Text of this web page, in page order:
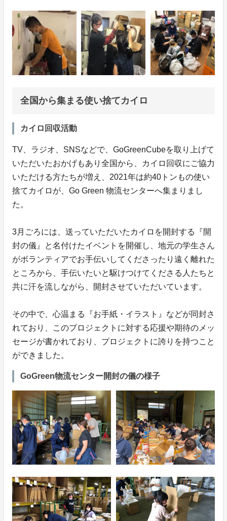
全国から集まる使い捨てカイロ
カイロ回収活動
TV、ラジオ、SNSなどで、GoGreenCubeを取り上げて
いただいたおかげもあり全国から、カイロ回収にご協力
いただける方たちが増え、2021年は約40トンもの使い
捨てカイロが、Go Green 物流センターへ集まりまし
た。
3月ごろには、送っていただいたカイロを開封する『開
封の儀』と名付けたイベントを開催し、地元の学生さん
がボランティアでお手伝いしてくださったり遠く離れた
ところから、手伝いたいと駆けつけてくださる人たちと
共に汗を流しながら、開封させていただいています。
その中で、心温まる『お手紙・イラスト』などが同封さ
れており、このプロジェクトに対する応援や期待のメッ
セージが書かれており、プロジェクトに誇りを持つこと
ができました。
GoGreen物流センター開封の儀の様子